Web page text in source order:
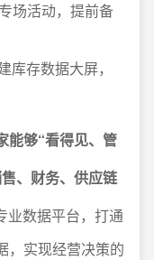
场活动，提前备
库存数据大屏，
能够“看得见、管
、财务、供应链
业数据平台，打通
，实现经营决策的